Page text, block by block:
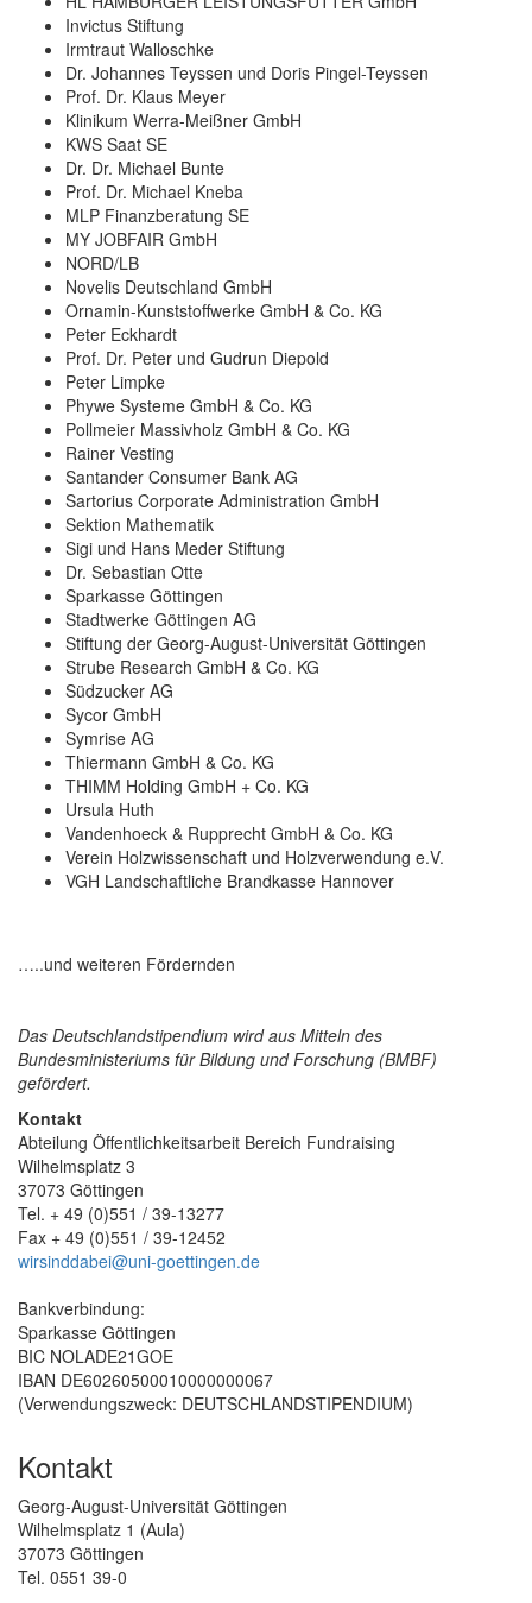
Invictus Stiftung
Irmtraut Walloschke
Dr. Johannes Teyssen und Doris Pingel-Teyssen
Prof. Dr. Klaus Meyer
Klinikum Werra-Meißner GmbH
KWS Saat SE
Dr. Dr. Michael Bunte
Prof. Dr. Michael Kneba
MLP Finanzberatung SE
MY JOBFAIR GmbH
NORD/LB
Novelis Deutschland GmbH
Ornamin-Kunststoffwerke GmbH & Co. KG
Peter Eckhardt
Prof. Dr. Peter und Gudrun Diepold
Peter Limpke
Phywe Systeme GmbH & Co. KG
Pollmeier Massivholz GmbH & Co. KG
Rainer Vesting
Santander Consumer Bank AG
Sartorius Corporate Administration GmbH
Sektion Mathematik
Sigi und Hans Meder Stiftung
Dr. Sebastian Otte
Sparkasse Göttingen
Stadtwerke Göttingen AG
Stiftung der Georg-August-Universität Göttingen
Strube Research GmbH & Co. KG
Südzucker AG
Sycor GmbH
Symrise AG
Thiermann GmbH & Co. KG
THIMM Holding GmbH + Co. KG
Ursula Huth
Vandenhoeck & Rupprecht GmbH & Co. KG
Verein Holzwissenschaft und Holzverwendung e.V.
VGH Landschaftliche Brandkasse Hannover
…..und weiteren Fördernden
Das Deutschlandstipendium wird aus Mitteln des
Bundesministeriums für Bildung und Forschung (BMBF)
gefördert.
Kontakt
Abteilung Öffentlichkeitsarbeit Bereich Fundraising
Wilhelmsplatz 3
37073 Göttingen
Tel. + 49 (0)551 / 39-13277
Fax + 49 (0)551 / 39-12452
wirsinddabei@uni-goettingen.de
Bankverbindung:
Sparkasse Göttingen
BIC NOLADE21GOE
IBAN DE60260500010000000067
(Verwendungszweck: DEUTSCHLANDSTIPENDIUM)
Kontakt
Georg-August-Universität Göttingen
Wilhelmsplatz 1 (Aula)
37073 Göttingen
Tel. 0551 39-0